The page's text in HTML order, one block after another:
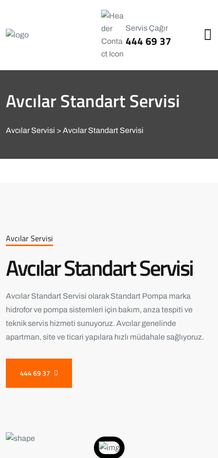
Servis Çağır
444 69 37
Avcılar Standart Servisi
Avcılar Servisi Avcılar Standart Servisi
Avcılar Servisi
Avcılar Standart Servisi
Avcılar Standart Servisi olarak Standart Pompa marka
hidrofor ve pompa sistemleri için bakım, arıza tespiti ve
teknik servis hizmeti sunuyoruz. Avcılar genelinde
apartman, site ve ticari yapılara hızlı müdahale sağlıyoruz.
444 69 37